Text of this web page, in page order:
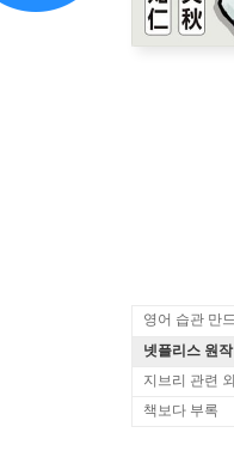
영어 습관 만
넷플리스 원
지브리 관련
책보다 부록